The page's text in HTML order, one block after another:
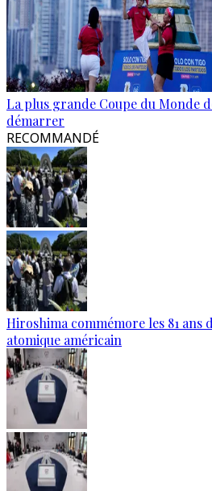
La plus grande Coupe du Monde
démarrer
RECOMMANDÉ
Hiroshima commémore les 81 ans
atomique américain